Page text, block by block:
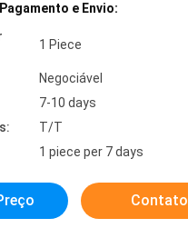
e Envio:
1 Piece
Negociável
7-10 days
T/T
1 piece per 7 days
Contato